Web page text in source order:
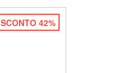
SCONTO 42%